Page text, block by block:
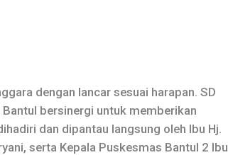
dengan lancar sesuai harapan. SD
bersinergi untuk memberikan
dan dipantau langsung oleh Ibu Hj.
serta Kepala Puskesmas Bantul 2 Ibu